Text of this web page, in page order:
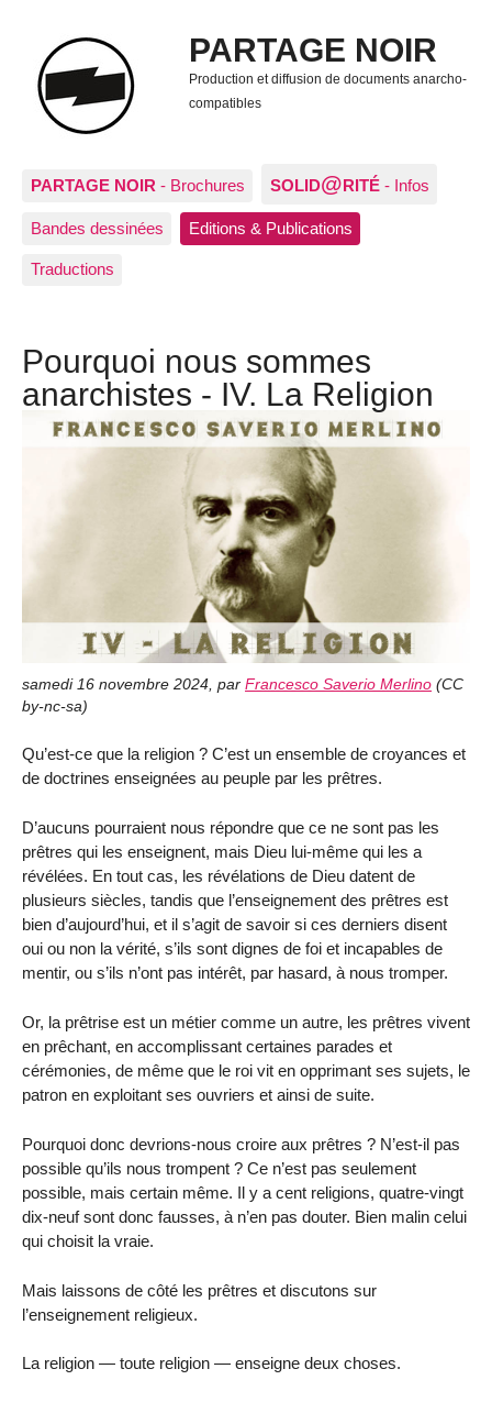
PARTAGE NOIR
Production et diffusion de documents anarcho-
compatibles
PARTAGE NOIR - Brochures SOLID@RITÉ - Infos
Bandes dessinées Editions & Publications
Traductions
Pourquoi nous sommes
anarchistes - IV. La Religion
samedi 16 novembre 2024 par Francesco Saverio Merlino (CC
by-nc-sa)
Qu’est-ce que la religion ? C’est un ensemble de croyances et
de doctrines enseignées au peuple par les prêtres.
D’aucuns pourraient nous répondre que ce ne sont pas les
prêtres qui les enseignent, mais Dieu lui-même qui les a
révélées. En tout cas, les révélations de Dieu datent de
plusieurs siècles, tandis que l’enseignement des prêtres est
bien d’aujourd’hui, et il s’agit de savoir si ces derniers disent
oui ou non la vérité, s’ils sont dignes de foi et incapables de
mentir, ou s’ils n’ont pas intérêt, par hasard, à nous tromper.
Or, la prêtrise est un métier comme un autre, les prêtres vivent
en prêchant, en accomplissant certaines parades et
cérémonies, de même que le roi vit en opprimant ses sujets, le
patron en exploitant ses ouvriers et ainsi de suite.
Pourquoi donc devrions-nous croire aux prêtres ? N’est-il pas
possible qu’ils nous trompent ? Ce n’est pas seulement
possible, mais certain même. Il y a cent religions, quatre-vingt
dix-neuf sont donc fausses, à n’en pas douter. Bien malin celui
qui choisit la vraie.
Mais laissons de côté les prêtres et discutons sur
l’enseignement religieux.
La religion — toute religion — enseigne deux choses.